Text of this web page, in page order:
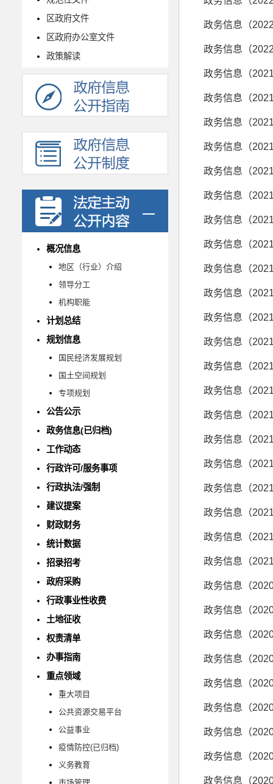
区政府文件
区政府办公室文件
政策解读
概况信息
地区（行业）介绍
领导分工
机构职能
计划总结
规划信息
国民经济发展规划
国土空间规划
专项规划
公告公示
政务信息(已归档)
工作动态
行政许可/服务事项
行政执法/强制
建议提案
财政财务
统计数据
招录招考
政府采购
行政事业性收费
土地征收
权责清单
办事指南
重点领域
重大项目
公共资源交易平台
公益事业
疫情防控(已归档)
义务教育
政务信息（
政务信息（
政务信息（
政务信息（
政务信息（
政务信息（
政务信息（
政务信息（
政务信息（
政务信息（
政务信息（
政务信息（
政务信息（
政务信息（
政务信息（
政务信息（
政务信息（
政务信息（
政务信息（
政务信息（
政务信息（
政务信息（
政务信息（
政务信息（
政务信息（
政务信息（
政务信息（
政务信息（
政务信息（
政务信息（
政务信息（
政务信息（